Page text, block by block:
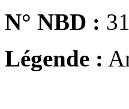
N° NBD :
Légende :